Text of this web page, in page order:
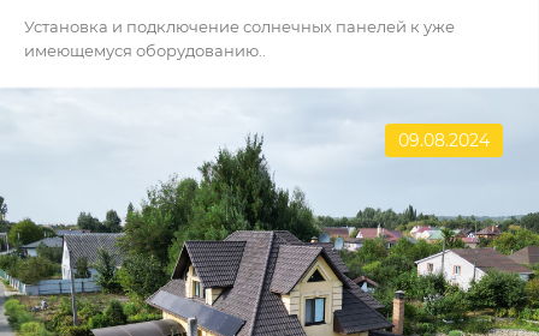
Установка и подключение солнечных панелей к уже
имеющемуся оборудованию..
09.08.2024